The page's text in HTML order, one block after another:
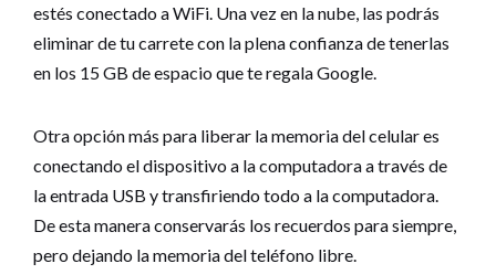
estés conectado a WiFi. Una vez en la nube, las podrás
eliminar de tu carrete con la plena confianza de tenerlas
en los 15 GB de espacio que te regala Google.
Otra opción más para liberar la memoria del celular es
conectando el dispositivo a la computadora a través de
la entrada USB y transfiriendo todo a la computadora.
De esta manera conservarás los recuerdos para siempre,
pero dejando la memoria del teléfono libre.